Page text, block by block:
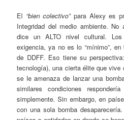
El “bien colectivo”para Alexy es
Integridad del medio ambiente. No
dice un ALTO nivel cultural.
exigencia, ya no es lo “mínimo”,
de DDFF. Eso tiene su
tecnología), una cierta élite que
se le amenaza de lanzar una
similares condiciones
simplemente. Sin embargo, en
con una sola bomba